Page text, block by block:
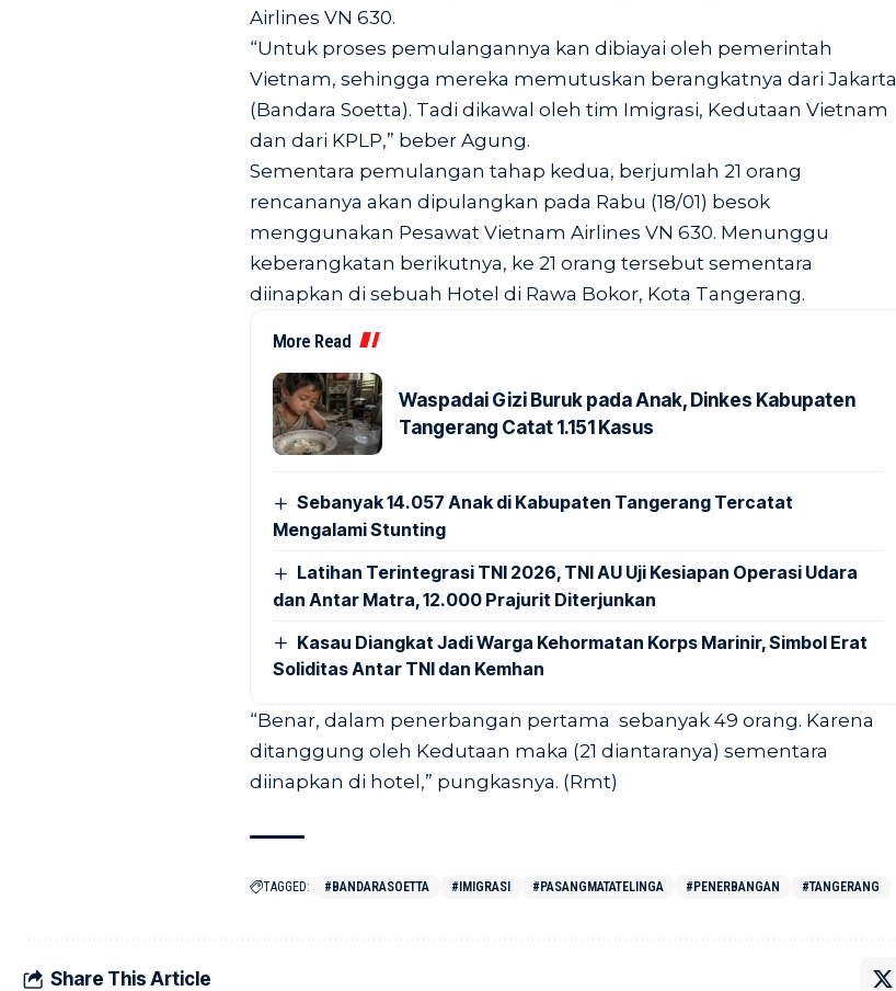
Airlines VN 630.
“Untuk proses pemulangannya kan dibiayai oleh pemerintah
Vietnam, sehingga mereka memutuskan berangkatnya dari Jakarta
(Bandara Soetta). Tadi dikawal oleh tim Imigrasi, Kedutaan Vietnam
dan dari KPLP,” beber Agung.
Sementara pemulangan tahap kedua, berjumlah 21 orang
rencananya akan dipulangkan pada Rabu (18/01) besok
menggunakan Pesawat Vietnam Airlines VN 630. Menunggu
keberangkatan berikutnya, ke 21 orang tersebut sementara
diinapkan di sebuah Hotel di Rawa Bokor, Kota Tangerang.
More Read
Waspadai Gizi Buruk pada Anak, Dinkes Kabupaten
Tangerang Catat 1.151 Kasus
Sebanyak 14.057 Anak di Kabupaten Tangerang Tercatat
Mengalami Stunting
Latihan Terintegrasi TNI 2026, TNI AU Uji Kesiapan Operasi Udara
dan Antar Matra, 12.000 Prajurit Diterjunkan
Kasau Diangkat Jadi Warga Kehormatan Korps Marinir, Simbol Erat
Soliditas Antar TNI dan Kemhan
“Benar, dalam penerbangan pertama sebanyak 49 orang. Karena
ditanggung oleh Kedutaan maka (21 diantaranya) sementara
diinapkan di hotel,” pungkasnya. (Rmt)
TAGGED: #BANDARASOETTA #IMIGRASI #PASANGMATATELINGA #PENERBANGAN #TANGERANG
Share This Article